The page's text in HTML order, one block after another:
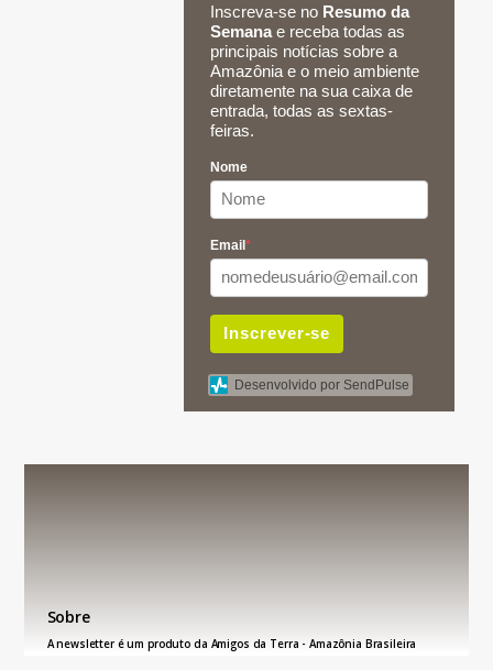
Inscreva-se noResumo da
Semanae receba todas as
principais notícias sobre a
Amazônia e o meio ambiente
diretamente na sua caixa de
entrada, todas as sextas-
feiras.
Nome
Email*
Inscrever-se
Desenvolvido por SendPulse
Sobre
A newsletter é um produto da Amigos da Terra - Amazônia Brasileira